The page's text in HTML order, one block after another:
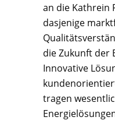
an die Kathrein
dasjenige
die Zukunft der
Innovative
tragen